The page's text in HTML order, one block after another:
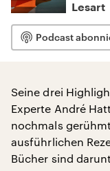
Lesart
Podcast
Seine drei
Experte André
nochmals
ausführlichen
Bücher sind